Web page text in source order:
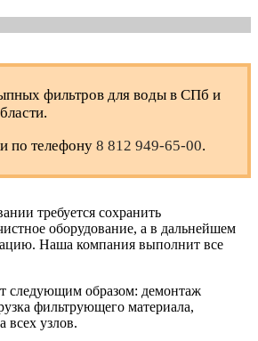
фильтров для воды в СПб и
по телефону 8 812 949-65-00.
требуется сохранить
оборудование, а в дальнейшем
Наша компания выполнит все
следующим образом: демонтаж
фильтрующего материала,
всех узлов.